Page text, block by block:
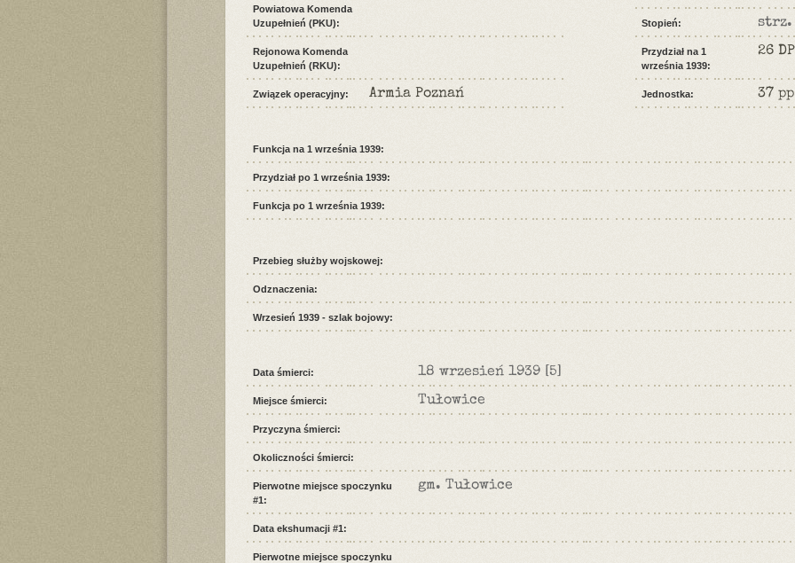
Powiatowa Komenda
Uzupełnień (PKU):
Rejonowa Komenda
Uzupełnień (RKU):
Związek operacyjny: Armia Poznań
Stopień:
Przydział na 1
września 1939:
26 DP
Jednostka: 37 pp
Funkcja na 1 września 1939:
Przydział po 1 września 1939:
Funkcja po 1 września 1939:
Przebieg służby wojskowej:
Odznaczenia:
Wrzesień 1939 - szlak bojowy:
Data śmierci: 18 wrzesień 1939 [5]
Miejsce śmierci: Tułowice
Przyczyna śmierci:
Okoliczności śmierci:
Pierwotne miejsce spoczynku
#1:
gm. Tułowice
Data ekshumacji #1:
Pierwotne miejsce spoczynku